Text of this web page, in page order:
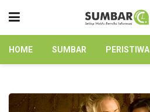
HOME SUMBAR PERISTIWA